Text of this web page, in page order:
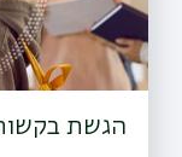
הגשת